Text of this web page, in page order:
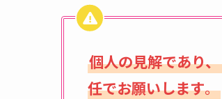
個人の見解であり、
任でお願いします。